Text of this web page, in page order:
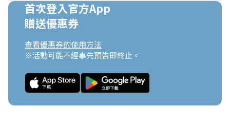
首次登入官方App
贈送優惠券
查看優惠券的使用方法
※活動可能不經事先預告即終止。